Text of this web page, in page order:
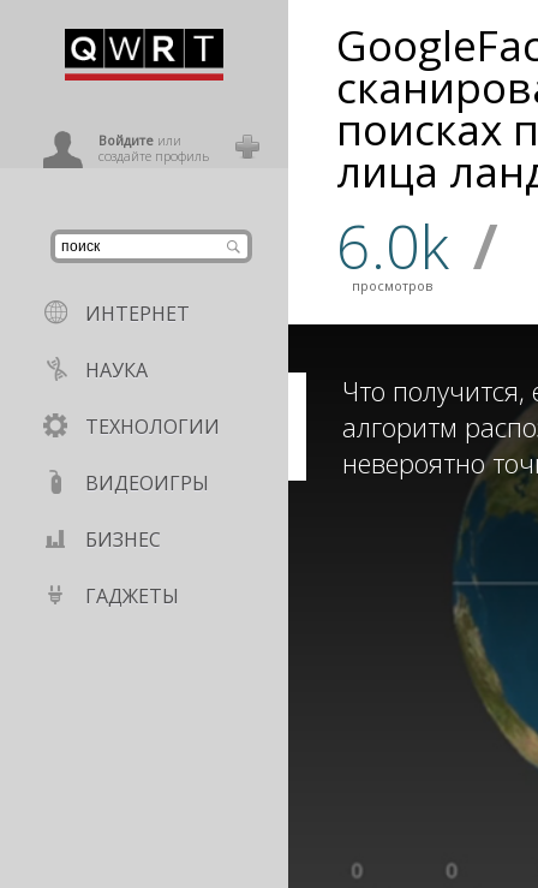
Войдитеили
создайте профиль
ИНТЕРНЕТ
НАУКА
ТЕХНОЛОГИИ
ВИДЕОИГРЫ
БИЗНЕС
ГАДЖЕТЫ
поисках
лица
6.0k
просмотров /
Что
алгоритм
невероятно